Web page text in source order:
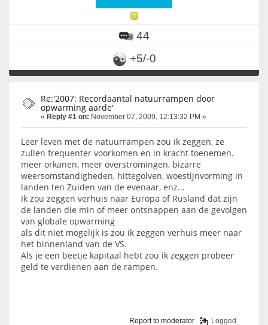
44
+5/-0
Re:'2007: Recordaantal natuurrampen door
opwarming aarde'
« Reply #1 on: November 07, 2009, 12:13:32 PM »
Leer leven met de natuurrampen zou ik zeggen, ze
zullen frequenter voorkomen en in kracht toenemen.
meer orkanen, meer overstromingen, bizarre
weersomstandigheden, hittegolven, woestijnvorming in
landen ten Zuiden van de evenaar, enz...
Ik zou zeggen verhuis naar Europa of Rusland dat zijn
de landen die min of meer ontsnappen aan de gevolgen
van globale opwarming
als dit niet mogelijk is zou ik zeggen verhuis meer naar
het binnenland van de VS.
Als je een beetje kapitaal hebt zou ik zeggen probeer
geld te verdienen aan de rampen.
Report to moderator Logged